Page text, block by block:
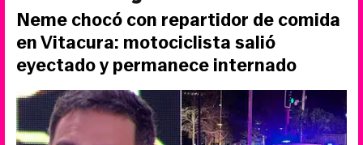
Neme chocó con repartidor de comida
en Vitacura: motociclista salió
eyectado y permanece internado